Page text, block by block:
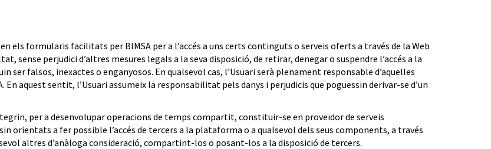
els formularis facilitats per BIMSA per a l’accés a uns certs continguts o serveis oferts a través de la Web
sense perjudici d’altres mesures legals a la seva disposició, de retirar, denegar o suspendre l’accés a la
ser falsos, inexactes o enganyosos. En qualsevol cas, l’Usuari serà plenament responsable d’aquelles
aquest sentit, l’Usuari assumeix la responsabilitat pels danys i perjudicis que poguessin derivar-se d’un
per a desenvolupar operacions de temps compartit, constituir-se en proveïdor de serveis
orientats a fer possible l’accés de tercers a la plataforma o a qualsevol dels seus components, a través
altres d’anàloga consideració, compartint-los o posant-los a la disposició de tercers.